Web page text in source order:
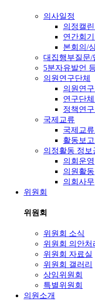
의사일정
의정캘린
연간회
본회의/
대집행부질문/
5분자유발언
의원연구단체
의원연
연구단
정책연
국제교류
국제교
활동보고
의정활동 정보
의회운영
의원활동
의회사무
위원회
위원회
위원회 소식
위원회 의안처
위원회 자료실
위원회 갤러리
상임위원회
특별위원회
의원소개